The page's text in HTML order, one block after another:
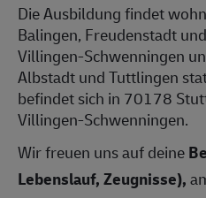
Die Ausbildung findet
Balingen, Freudenstadt
Villingen-Schwenningen
Albstadt und Tuttlingen
befindet sich in 70178
Villingen-Schwenningen.
Wir freuen uns auf deine
Lebenslauf, Zeugnisse),